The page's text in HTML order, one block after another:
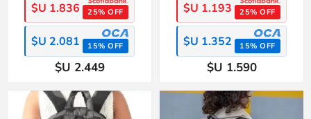
$U 1.836 25% OFF
$U 2.081 15% OFF
$U 2.449
$U 1.193 25% OFF
$U 1.352 15% OFF
$U 1.590